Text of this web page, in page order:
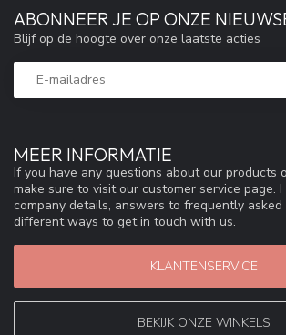
MEER INFORMATIE
If you have any questions about our products
make sure to visit our customer service page.
company details, answers to frequently
different ways to get in touch with us.
KLANTENSERVICE
BEKIJK ONZE WINKELS
ABONNEER JE OP ONZE
Blijf op de hoogte over onze laatste acties